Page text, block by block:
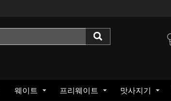
웨이트 프리웨이트 맛사지기